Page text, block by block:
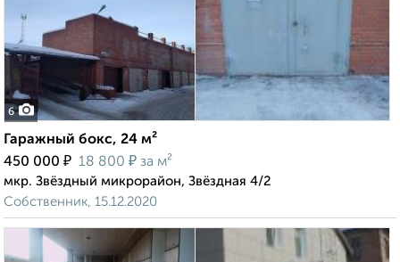
6
Гаражный бокс, 24 м²
450 000 ₽ 18 800 ₽ за м²
мкр. Звёздный микрорайон, Звёздная 4/2
Собственник, 15.12.2020